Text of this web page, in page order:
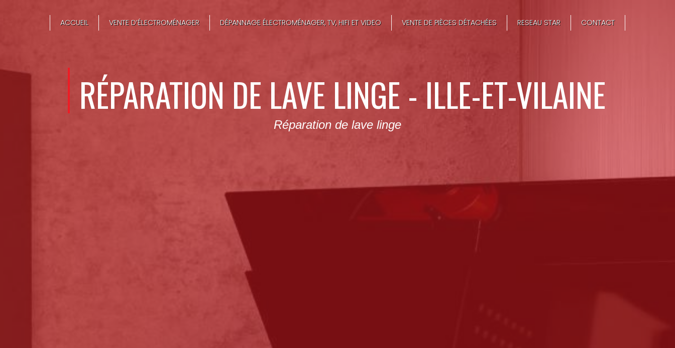
ACCUEIL VENTE D’ÉLECTROMÉNAGER DÉPANNAGE ÉLECTROMÉNAGER, TV, HIFI ET VIDEO VENTE DE PIÈCES DÉTACHÉES RESEAU STAR CONTACT
RÉPARATION DE LAVE LINGE - ILLE-ET-VILAINE
Réparation de lave linge